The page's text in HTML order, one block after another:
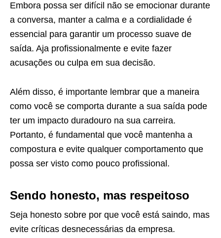
Embora possa ser difícil não se emocionar durante
a conversa, manter a calma e a cordialidade é
essencial para garantir um processo suave de
saída. Aja profissionalmente e evite fazer
acusações ou culpa em sua decisão.
Além disso, é importante lembrar que a maneira
como você se comporta durante a sua saída pode
ter um impacto duradouro na sua carreira.
Portanto, é fundamental que você mantenha a
compostura e evite qualquer comportamento que
possa ser visto como pouco profissional.
Sendo honesto, mas respeitoso
Seja honesto sobre por que você está saindo, mas
evite críticas desnecessárias da empresa.